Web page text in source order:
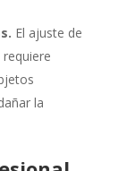
El ajuste de
la